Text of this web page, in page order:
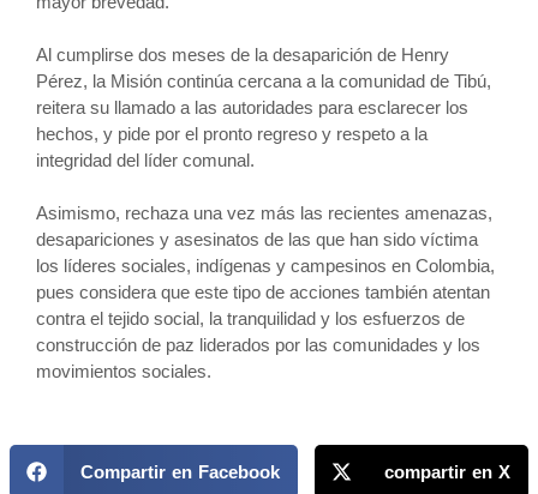
Al cumplirse dos meses de la desaparición de Henry
Pérez, la Misión continúa cercana a la comunidad de Tibú,
reitera su llamado a las autoridades para esclarecer los
hechos, y pide por el pronto regreso y respeto a la
integridad del líder comunal.
Asimismo, rechaza una vez más las recientes amenazas,
desapariciones y asesinatos de las que han sido víctima
los líderes sociales, indígenas y campesinos en Colombia,
pues considera que este tipo de acciones también atentan
contra el tejido social, la tranquilidad y los esfuerzos de
construcción de paz liderados por las comunidades y los
movimientos sociales.
Compartir en Facebook compartir en X